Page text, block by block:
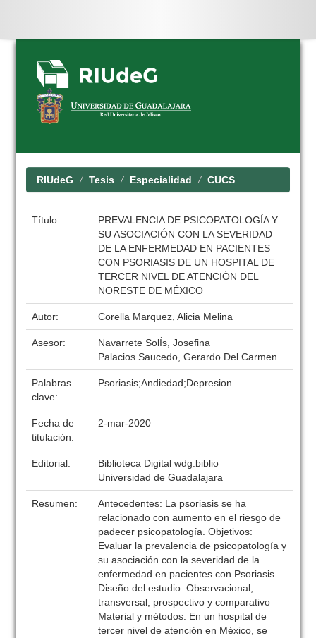
Skip
navigation
RIUdeG Tesis Especialidad CUCS
Título:
PREVALENCIA DE PSICOPATOLOGÍA Y
SU ASOCIACIÓN CON LA SEVERIDAD
DE LA ENFERMEDAD EN PACIENTES
CON PSORIASIS DE UN HOSPITAL DE
TERCER NIVEL DE ATENCIÓN DEL
NORESTE DE MÉXICO
Autor: Corella Marquez, Alicia Melina
Asesor:
Navarrete SolÍs, Josefina
Palacios Saucedo, Gerardo Del Carmen
Palabras
clave:
Psoriasis;Andiedad;Depresion
Fecha de
titulación:
2-mar-2020
Editorial:
Biblioteca Digital wdg.biblio
Universidad de Guadalajara
Resumen:
Antecedentes: La psoriasis se ha
relacionado con aumento en el riesgo de
padecer psicopatología. Objetivos:
Evaluar la prevalencia de psicopatología y
su asociación con la severidad de la
enfermedad en pacientes con Psoriasis.
Diseño del estudio: Observacional,
transversal, prospectivo y comparativo
Material y métodos: En un hospital de
tercer nivel de atención en México, se